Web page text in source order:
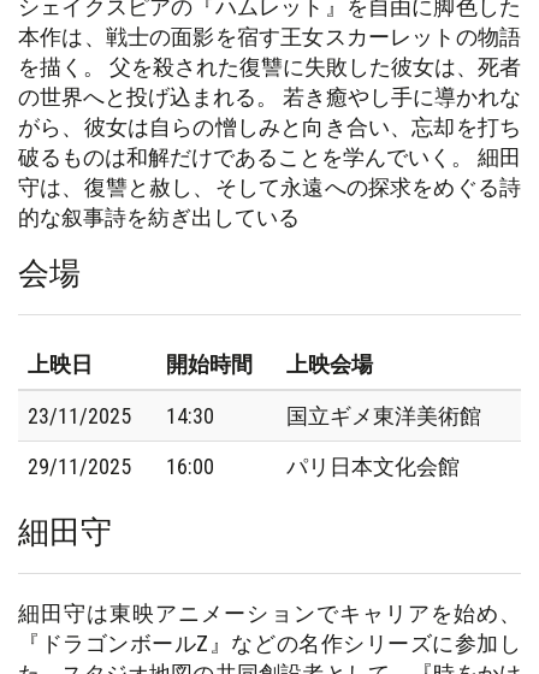
シェイクスピアの『ハムレット』を自由に脚色した
本作は、戦士の面影を宿す王女スカーレットの物語
を描く。 父を殺された復讐に失敗した彼女は、死者
の世界へと投げ込まれる。 若き癒やし手に導かれな
がら、彼女は自らの憎しみと向き合い、忘却を打ち
破るものは和解だけであることを学んでいく。 細田
守は、復讐と赦し、そして永遠への探求をめぐる詩
的な叙事詩を紡ぎ出している
会場
上映日 開始時間 上映会場
23/11/2025 14:30
国立ギメ東洋美術館
29/11/2025
16:00 パリ日本文化会館
細田守
細田守は東映アニメーションでキャリアを始め、
『ドラゴンボールZ』などの名作シリーズに参加し